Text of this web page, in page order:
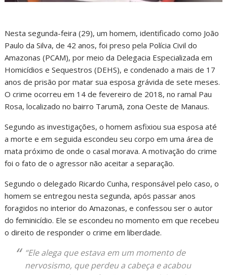
Nesta segunda-feira (29), um homem, identificado como João
Paulo da Silva, de 42 anos, foi preso pela Polícia Civil do
Amazonas (PCAM), por meio da Delegacia Especializada em
Homicídios e Sequestros (DEHS), e condenado a mais de 17
anos de prisão por matar sua esposa grávida de sete meses.
O crime ocorreu em 14 de fevereiro de 2018, no ramal Pau
Rosa, localizado no bairro Tarumã, zona Oeste de Manaus.
Segundo as investigações, o homem asfixiou sua esposa até
a morte e em seguida escondeu seu corpo em uma área de
mata próximo de onde o casal morava. A motivação do crime
foi o fato de o agressor não aceitar a separação.
Segundo o delegado Ricardo Cunha, responsável pelo caso, o
homem se entregou nesta segunda, após passar anos
foragidos no interior do Amazonas, e confessou ser o autor
do feminicídio. Ele se escondeu no momento em que recebeu
o direito de responder o crime em liberdade.
“Ele alega que estava em um momento de
nervosismo, que perdeu a cabeça e acabou